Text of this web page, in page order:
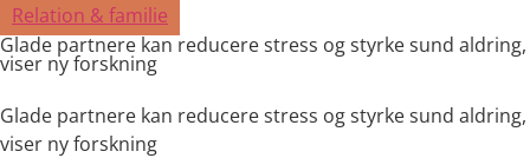
Relation & familie
Glade partnere kan reducere stress og styrke sund aldring,
viser ny forskning
Glade partnere kan reducere stress og styrke sund aldring,
viser ny forskning